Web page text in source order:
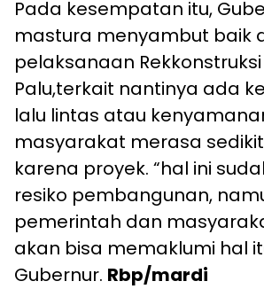
Pada kesempatan itu,
mastura menyambut baik
pelaksanaan
Palu,terkait nantinya ada
lalu lintas atau
masyarakat merasa
karena proyek. “hal ini
resiko pembangunan,
pemerintah dan
akan bisa memaklumi hal
Gubernur. Rbp/mardi